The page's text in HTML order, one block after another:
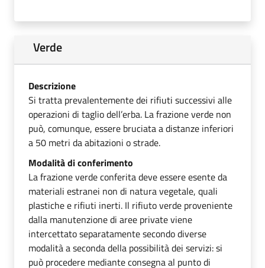
Verde
Descrizione
Si tratta prevalentemente dei rifiuti successivi alle
operazioni di taglio dell’erba. La frazione verde non
può, comunque, essere bruciata a distanze inferiori
a 50 metri da abitazioni o strade.
Modalità di conferimento
La frazione verde conferita deve essere esente da
materiali estranei non di natura vegetale, quali
plastiche e rifiuti inerti. Il rifiuto verde proveniente
dalla manutenzione di aree private viene
intercettato separatamente secondo diverse
modalità a seconda della possibilità dei servizi: si
può procedere mediante consegna al punto di